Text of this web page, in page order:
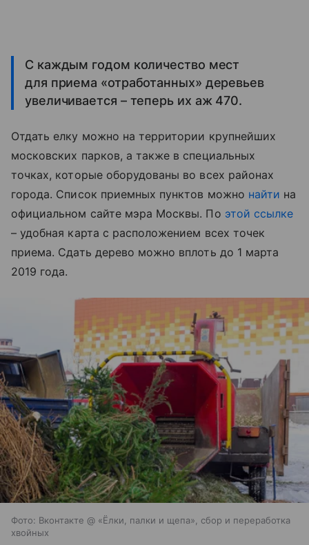
С каждым годом количество мест
для приема «отработанных» деревьев
увеличивается – теперь их аж 470.
Отдать елку можно на территории крупнейших
московских парков, а также в специальных
точках, которые оборудованы во всех районах
города. Список приемных пунктов можно найти на
официальном сайте мэра Москвы. По этой ссылке
– удобная карта с расположением всех точек
приема. Сдать дерево можно вплоть до 1 марта
2019 года.
Фото: Вконтакте @ «Ёлки, палки и щепа», сбор и переработка
хвойных